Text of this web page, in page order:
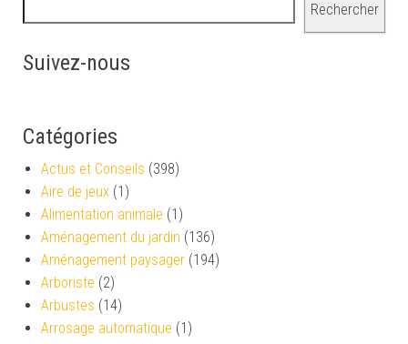
Rechercher
Suivez-nous
Catégories
Actus et Conseils (398)
Aire de jeux (1)
Alimentation animale (1)
Aménagement du jardin (136)
Aménagement paysager (194)
Arboriste (2)
Arbustes (14)
Arrosage automatique (1)